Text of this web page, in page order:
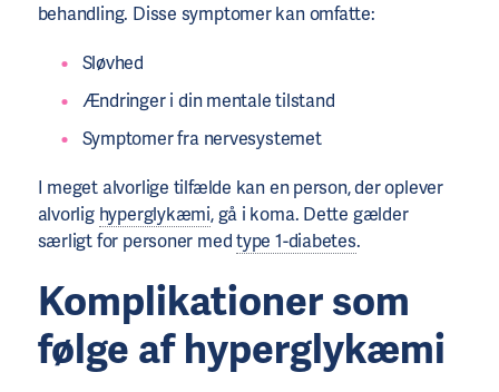
behandling. Disse symptomer kan omfatte:
Sløvhed
Ændringer i din mentale tilstand
Symptomer fra nervesystemet
I meget alvorlige tilfælde kan en person, der oplever
alvorlig hyperglykæmi, gå i koma. Dette gælder
særligt for personer medtype 1-diabetes.
Komplikationer som
følge af hyperglykæmi